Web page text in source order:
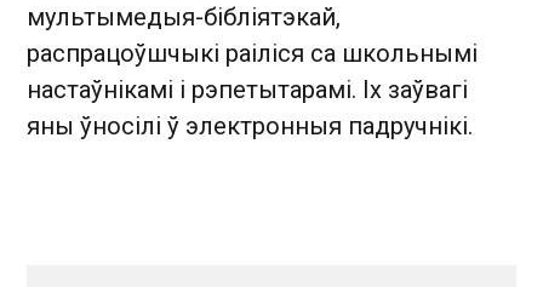
мультымедыя-бібліятэкай,
распрацоўшчыкі раіліся са школьнымі
настаўнікамі і рэпетытарамі. Іх заўвагі
яны ўносілі ў электронныя падручнікі.